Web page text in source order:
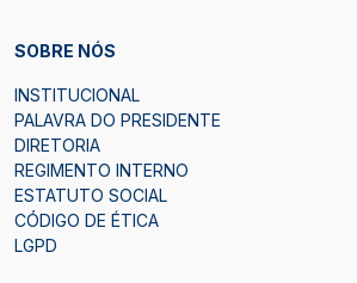
SOBRE NÓS
INSTITUCIONAL
PALAVRA DO PRESIDENTE
DIRETORIA
REGIMENTO INTERNO
ESTATUTO SOCIAL
CÓDIGO DE ÉTICA
LGPD